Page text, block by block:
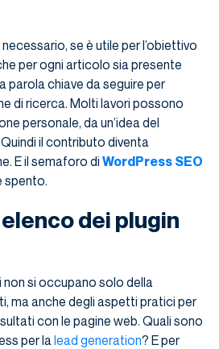
se è utile per l’obiettivo
per ogni articolo sia presente
parola chiave da seguire per
di ricerca. Molti lavori possono
personale, da un’idea del
il contributo diventa
E il semaforo di WordPress SEO
spento.
dei plugin
si occupano solo della
ma anche degli aspetti pratici per
con le pagine web. Quali sono
per la lead generation? E per